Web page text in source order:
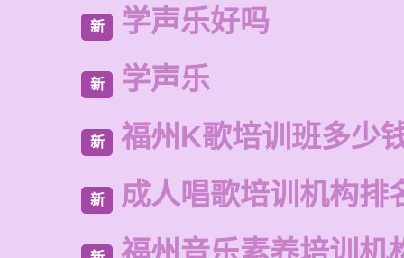
新 学声乐好吗
新 学声乐
新 福州K歌培训班多少
新 成人唱歌培训机构排